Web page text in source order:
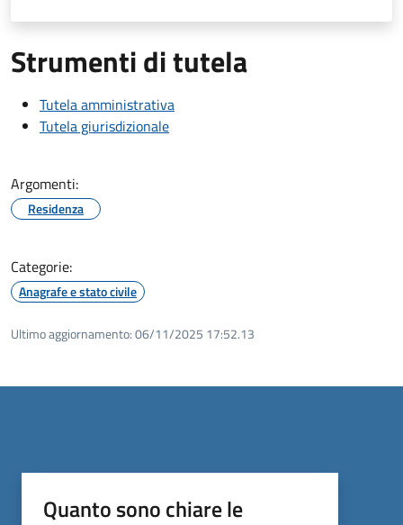
Strumenti di tutela
Tutela amministrativa
Tutela giurisdizionale
Argomenti:
Residenza
Categorie:
Anagrafe e stato civile
Ultimo aggiornamento:06/11/2025 17:52.13
Quanto sono chiare le